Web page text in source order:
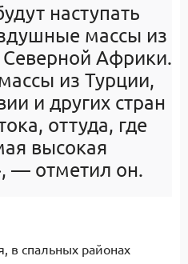
наступать
массы из
Африки.
из Турции,
и других стран
оттуда, где
высокая
— отметил он.
в спальных районах